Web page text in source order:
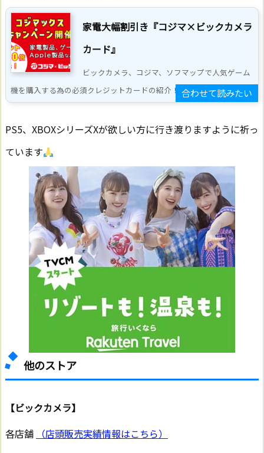
家電大幅割引き『コジマ×ビックカメラ
カード』
ビックカメラ、コジマ、ソフマップで人気ゲーム
機を購入する為の必須クレジットカードの紹介！特典満載 ...
PS5、XBOXシリーズXが欲しい方に行き渡りますように祈っ
ています
他のストア
【ビックカメラ】
各店舗
（店頭販売実績情報はこちら）